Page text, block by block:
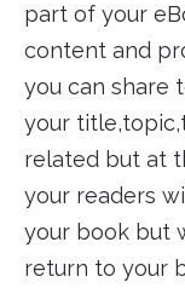
part of your
content and
you can share
your
related but at
your readers
your book but
return to your